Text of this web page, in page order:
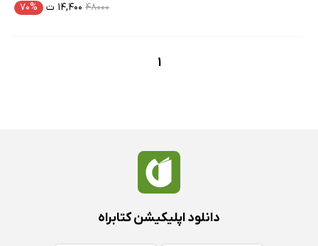
۴۸۰۰۰ ۱۴,۴۰۰ ت ۷۰%
1
دانلود اپلیکیشن کتابراه